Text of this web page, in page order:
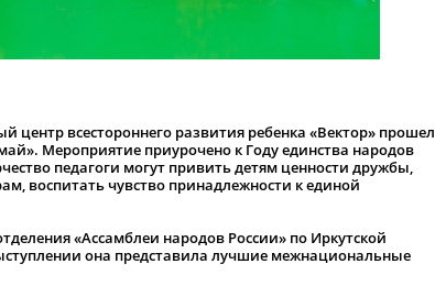
центр всестороннего развития ребенка «Вектор» прошел
Мероприятие приурочено к Году единства народов
педагоги могут привить детям ценности дружбы,
воспитать чувство принадлежности к единой
«Ассамблеи народов России» по Иркутской
она представила лучшие межнациональные